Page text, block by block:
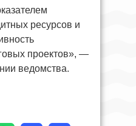
ресурсов и
проектов», —
ведомства.